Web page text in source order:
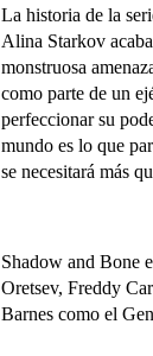
La historia de la
Alina Starkov
monstruosa
como parte de un
perfeccionar su
mundo es lo que
se necesitará más
Shadow and Bone
Oretsev, Freddy
Barnes como el